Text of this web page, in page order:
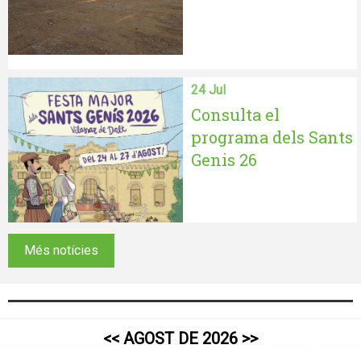
24 Jul
Consulta el
programa dels Sants
Genis 26
Més notícies
<< AGOST DE 2026 >>